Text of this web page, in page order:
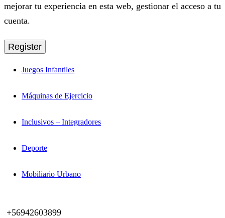
mejorar tu experiencia en esta web, gestionar el acceso a tu
cuenta.
Register
Juegos Infantiles
Máquinas de Ejercicio
Inclusivos – Integradores
Deporte
Mobiliario Urbano
+56942603899